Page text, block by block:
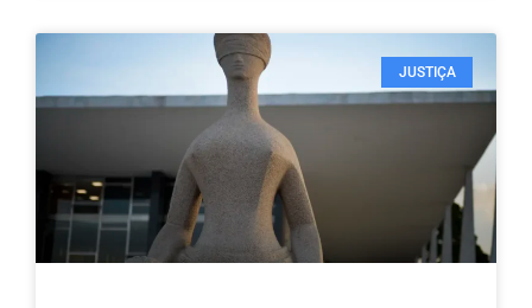
JUSTIÇA